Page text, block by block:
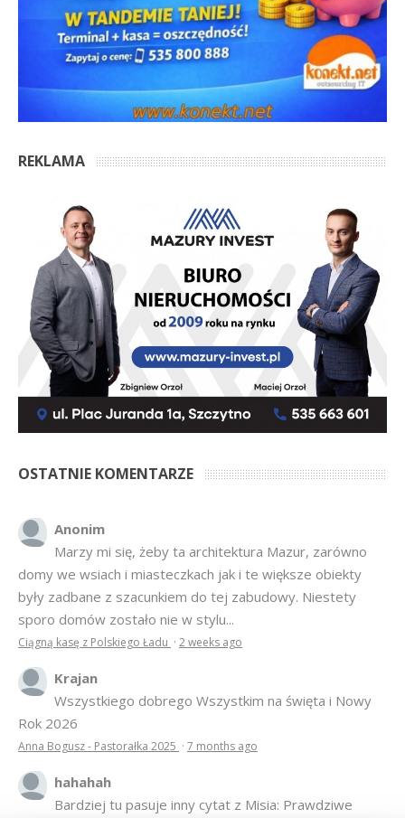
REKLAMA
OSTATNIE KOMENTARZE
Anonim
Marzy mi się, żeby ta architektura Mazur, zarówno
domy we wsiach i miasteczkach jak i te większe obiekty
były zadbane z szacunkiem do tej zabudowy. Niestety
sporo domów zostało nie w stylu...
Ciągną kasę z Polskiego Ładu · 2 weeks ago
Krajan
Wszystkiego dobrego Wszystkim na święta i Nowy
Rok 2026
Anna Bogusz - Pastorałka 2025 · 7 months ago
hahahah
Bardziej tu pasuje inny cytat z Misia: Prawdziwe